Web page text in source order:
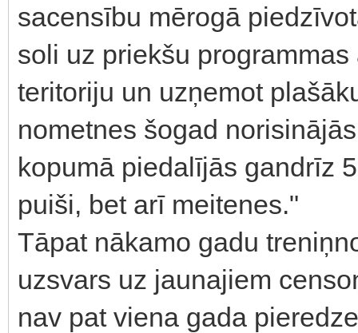
sacensību mērogā
soli uz priekšu
teritoriju un uzņemot
nometnes šogad
kopumā piedalījās gandrīz
puiši, bet arī meitenes."
Tāpat nākamo gadu
uzsvars uz jaunajiem
nav pat viena gada